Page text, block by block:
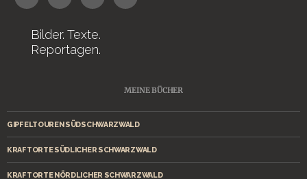
Bilder. Texte.
Reportagen.
MEINE BÜCHER
GIPFELTOUREN SÜDSCHWARZWALD
KRAFTORTE SÜDLICHER SCHWARZWALD
KRAFTORTE NÖRDLICHER SCHWARZWALD